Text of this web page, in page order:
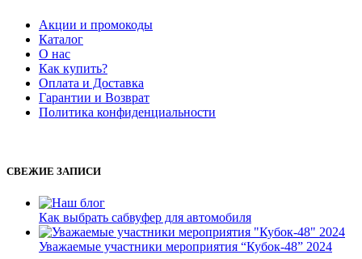
Акции и промокоды
Каталог
О нас
Как купить?
Оплата и Доставка
Гарантии и Возврат
Политика конфиденциальности
СВЕЖИЕ ЗАПИСИ
Как выбрать сабвуфер для автомобиля
Уважаемые участники мероприятия “Кубок-48” 2024